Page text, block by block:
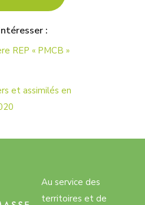
:
REP « PMCB »
et assimilés en
Au service des
territoires et de